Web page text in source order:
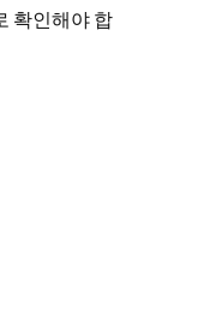
확인해야 합